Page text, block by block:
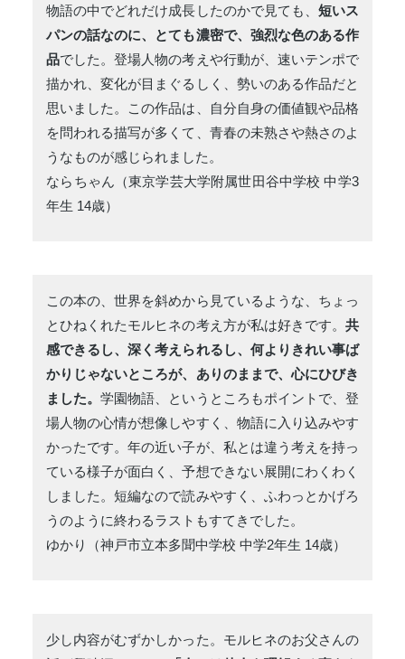
物語の中でどれだけ成長したのかで見ても、 短いス
パンの話なのに、とても濃密で、強烈な色のある作
品でした。登場人物の考えや行動が、速いテンポで
描かれ、変化が目まぐるしく、勢いのある作品だと
思いました。この作品は、自分自身の価値観や品格
を問われる描写が多くて、青春の未熟さや熱さのよ
うなものが感じられました。
ならちゃん（東京学芸大学附属世田谷中学校 中学3
年生 14歳）
この本の、世界を斜めから見ているような、ちょっ
とひねくれたモルヒネの考え方が私は好きです。 共
感できるし、深く考えられるし、何よりきれい事ば
かりじゃないところが、ありのままで、心にひびき
ました。学園物語、というところもポイントで、登
場人物の心情が想像しやすく、物語に入り込みやす
かったです。年の近い子が、私とは違う考えを持っ
ている様子が面白く、予想できない展開にわくわく
しました。短編なので読みやすく、ふわっとかげろ
うのように終わるラストもすてきでした。
ゆかり（神戸市立本多聞中学校 中学2年生 14歳）
少し内容がむずかしかった。モルヒネのお父さんの